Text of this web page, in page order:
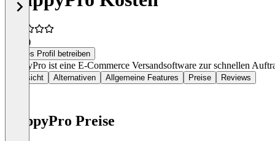
(2)
Dieses Profil betreiben
ShippyPro ist eine E-Commerce Versandsoftware zur schnellen
Übersicht Alternativen Allgemeine Features Preise Reviews
ShippyPro Preise